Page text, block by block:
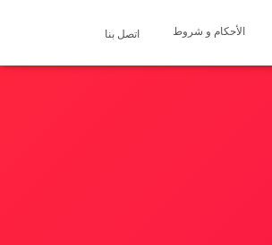
الأحكام و شروط اتصل بنا